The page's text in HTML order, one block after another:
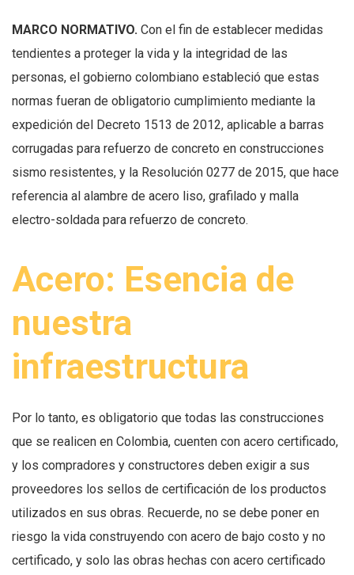
MARCO NORMATIVO. Con el fin de establecer medidas
tendientes a proteger la vida y la integridad de las
personas, el gobierno colombiano estableció que estas
normas fueran de obligatorio cumplimiento mediante la
expedición del Decreto 1513 de 2012, aplicable a barras
corrugadas para refuerzo de concreto en construcciones
sismo resistentes, y la Resolución 0277 de 2015, que hace
referencia al alambre de acero liso, grafilado y malla
electro-­soldada para refuerzo de concreto.
Acero: Esencia de
nuestra
infraestructura
Por lo tanto, es obligatorio que todas las construcciones
que se realicen en Colombia, cuenten con acero certificado,
y los compradores y constructores deben exigir a sus
proveedores los sellos de certificación de los productos
utilizados en sus obras. Recuerde, no se debe poner en
riesgo la vida construyendo con acero de bajo costo y no
certificado, y solo las obras hechas con acero certificado